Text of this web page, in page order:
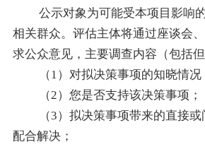
公示对象为可能受本项目影响
相关群众。评估主体将通过座谈会
求公众意见，主要调查内容（包括但
（1）对拟决策事项的知晓情况
（2）您是否支持该决策事项；
（3）拟决策事项带来的直接
配合解决；